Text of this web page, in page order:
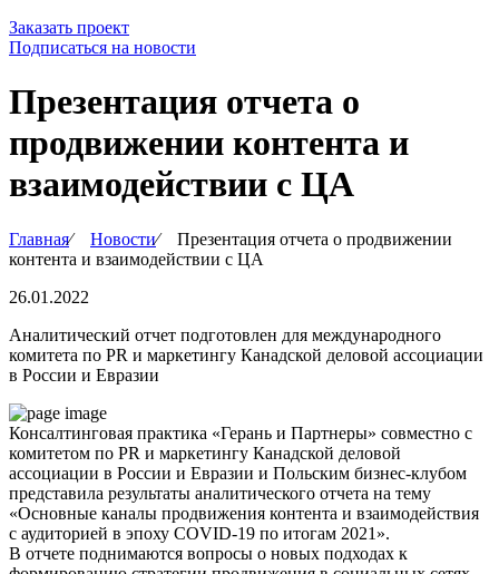
Заказать проект
Подписаться на новости
Презентация отчета о
продвижении контента и
взаимодействии с ЦА
Главная∕ Новости∕ Презентация отчета о продвижении
контента и взаимодействии с ЦА
26.01.2022
Аналитический отчет подготовлен для международного
комитета по PR и маркетингу Канадской деловой ассоциации
в России и Евразии
Консалтинговая практика «Герань и Партнеры» совместно с
комитетом по PR и маркетингу Канадской деловой
ассоциации в России и Евразии и Польским бизнес-клубом
представила результаты аналитического отчета на тему
«Основные каналы продвижения контента и взаимодействия
с аудиторией в эпоху COVID-19 по итогам 2021».
В отчете поднимаются вопросы о новых подходах к